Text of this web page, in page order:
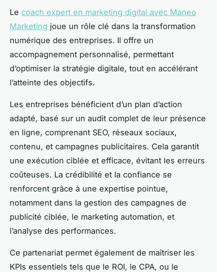
Le coach expert en marketing digital avec Maneo
Marketing joue un rôle clé dans la transformation
numérique des entreprises. Il offre un
accompagnement personnalisé, permettant
d’optimiser la stratégie digitale, tout en accélérant
l’atteinte des objectifs.
Les entreprises bénéficient d’un plan d’action
adapté, basé sur un audit complet de leur présence
en ligne, comprenant SEO, réseaux sociaux,
contenu, et campagnes publicitaires. Cela garantit
une exécution ciblée et efficace, évitant les erreurs
coûteuses. La crédibilité et la confiance se
renforcent grâce à une expertise pointue,
notamment dans la gestion des campagnes de
publicité ciblée, le marketing automation, et
l’analyse des performances.
Ce partenariat permet également de maîtriser les
KPIs essentiels tels que le ROI, le CPA, ou le